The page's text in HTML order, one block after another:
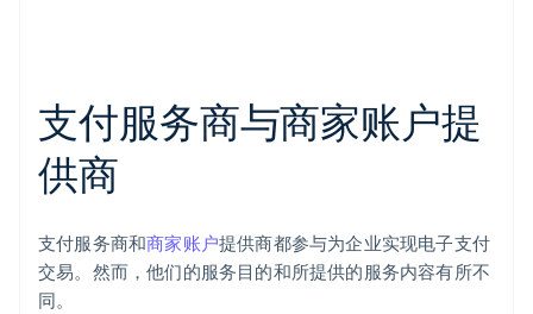
支付服务商与商家账户提
供商
支付服务商和商家账户提供商都参与为企业实现电子支付
交易。然而，他们的服务目的和所提供的服务内容有所不
同。